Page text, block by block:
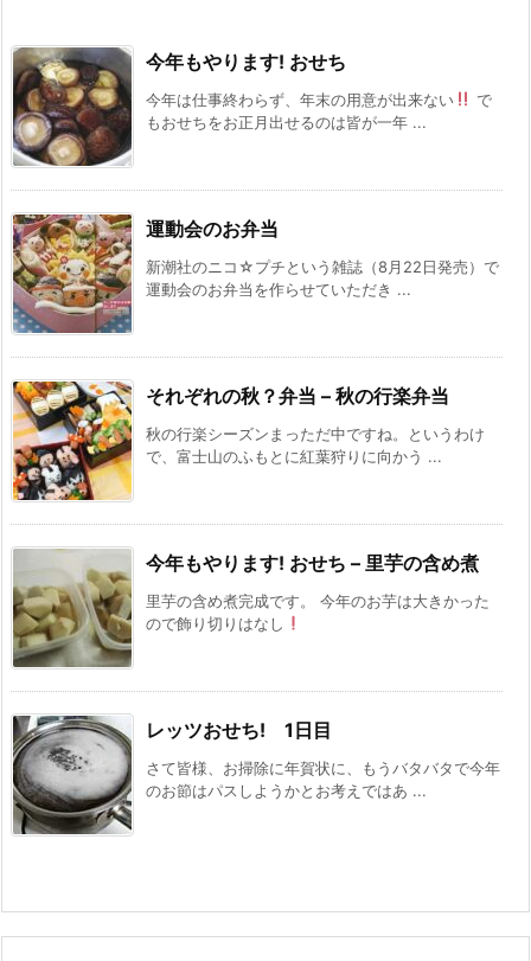
今年もやります! おせち
今年は仕事終わらず、年末の用意が出来ない
で
もおせちをお正月出せるのは皆が一年 ...
運動会のお弁当
新潮社のニコ☆プチという雑誌（8月22日発売）で
運動会のお弁当を作らせていただき ...
それぞれの秋？弁当 – 秋の行楽弁当
秋の行楽シーズンまっただ中ですね。というわけ
で、富士山のふもとに紅葉狩りに向かう ...
今年もやります! おせち – 里芋の含め煮
里芋の含め煮完成です。 今年のお芋は大きかった
ので飾り切りはなし
レッツおせち! 1日目
さて皆様、お掃除に年賀状に、もうバタバタで今年
のお節はパスしようかとお考えではあ ...